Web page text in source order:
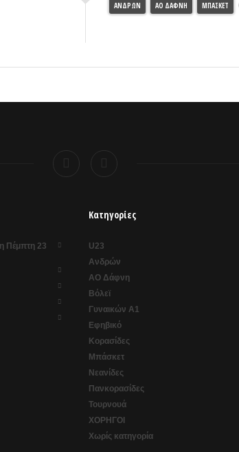
ΑΝΔΡΏΝ ΑΟ ΔΆΦΝΗ ΜΠΆΣΚΕΤ
Πέμπτη 23
Κατηγορίες
U23
Ανδρών
ΑΟ Δάφνη
Βόλεϊ
Γυναικών Α1
Εφηβικό
Κορασίδες
Μπάσκετ
Νεανίδες
Πανκορασίδες
Τουρνουά
ΧΟΡΗΓΟΙ
Χωρίς κατηγορία